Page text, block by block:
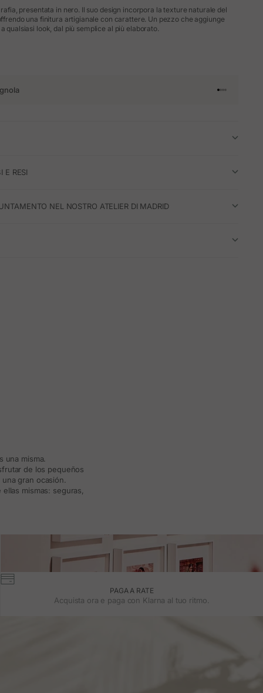
presentata in nero. Il suo design incorpora la texture naturale del
una finitura artigianale con carattere. Un pezzo che aggiunge
qualsiasi look, dal più semplice al più elaborato.
Vai
Vai
Vai
Vai
E RESI
NEL NOSTRO ATELIER DI MADRID
misma.
de los pequeños
gran ocasión.
mismas: seguras,
PAGA A RATE
Acquista ora e paga con Klarna al tuo ritmo.